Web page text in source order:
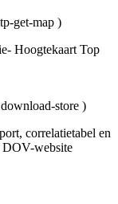
get-map )
Hoogtekaart Top
store )
correlatietabel en
DOV-website